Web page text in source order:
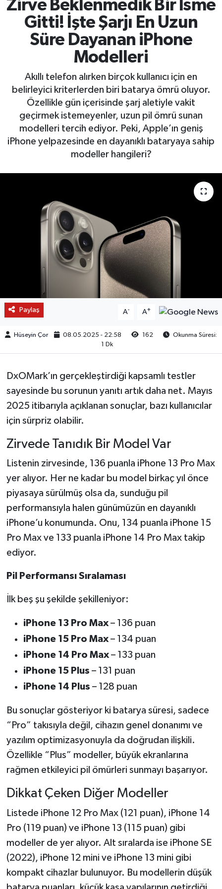
Zirve Beklenmedik Bir İsme
Gitti! İşte Şarjı En Uzun
Süre Dayanan iPhone
Modelleri
Akıllı telefon alırken birçok kullanıcı için en
belirleyici kriterlerden biri batarya ömrü oluyor.
Özellikle gün içerisinde şarj aletiyle vakit
geçirmek istemeyenler, uzun pil ömrü sunan
modelleri tercih ediyor. Peki, Apple’ın geniş
iPhone yelpazesinde en dayanıklı bataryaya sahip
modeller hangileri?
Paylaş A- A+
Hüseyin Çor 08.05.2025 - 22:58 162
Okunma Süresi:
1 Dk
DxOMark’ın gerçekleştirdiği kapsamlı testler
sayesinde bu sorunun yanıtı artık daha net. Mayıs
2025 itibarıyla açıklanan sonuçlar, bazı kullanıcılar
için sürpriz olabilir.
Zirvede Tanıdık Bir Model Var
Listenin zirvesinde, 136 puanla iPhone 13 Pro Max
yer alıyor. Her ne kadar bu model birkaç yıl önce
piyasaya sürülmüş olsa da, sunduğu pil
performansıyla halen günümüzün en dayanıklı
iPhone’u konumunda. Onu, 134 puanla iPhone 15
Pro Max ve 133 puanla iPhone 14 Pro Max takip
ediyor.
Pil Performansı Sıralaması
İlk beş şu şekilde şekilleniyor:
iPhone 13 Pro Max– 136 puan
iPhone 15 Pro Max– 134 puan
iPhone 14 Pro Max– 133 puan
iPhone 15 Plus – 131 puan
iPhone 14 Plus – 128 puan
Bu sonuçlar gösteriyor ki batarya süresi, sadece
“Pro” takısıyla değil, cihazın genel donanımı ve
yazılım optimizasyonuyla da doğrudan ilişkili.
Özellikle “Plus” modeller, büyük ekranlarına
rağmen etkileyici pil ömürleri sunmayı başarıyor.
Dikkat Çeken Diğer Modeller
Listede iPhone 12 Pro Max (121 puan), iPhone 14
Pro (119 puan) ve iPhone 13 (115 puan) gibi
modeller de yer alıyor. Alt sıralarda ise iPhone SE
(2022), iPhone 12 mini ve iPhone 13 mini gibi
kompakt cihazlar bulunuyor. Bu modellerin düşük